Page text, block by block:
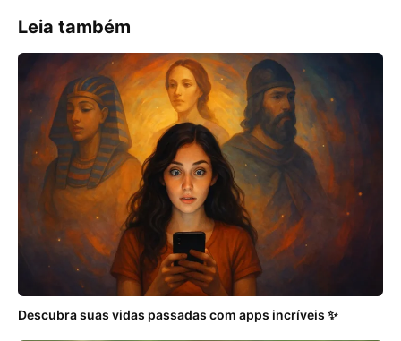
Leia também
Descubra suas vidas passadas com apps incríveis ✨